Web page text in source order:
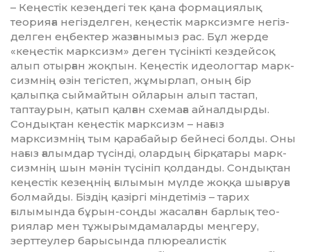
– Кеңестік кезеңдегі тек қана фор­мациялық
теорияға негіз­дел­ген, кеңестік марксизмге негіз­
дел­ген еңбектер жазғанымыз рас. Бұл жерде
«кеңестік марксизм» деген түсі­нікті кездейсоқ
алып отырған жоқ­пын. Кеңестік идеологтар марк­
сизмнің өзін тегістеп, жұмыр­лап, оның бір
қалыпқа сыймайтын ойларын алып тастап,
таптаурын, қатып қалған схемаға айналдырды.
Сондықтан кеңестік марксизм – нағыз
марксизмнің тым қарабайыр бейнесі болды. Оны
нағыз ға­лым­дар түсінді, олардың бірқатары марк­
сизмнің шын мәнін түсініп қол­данды. Сондықтан
кеңестік ке­зең­нің ғылымын мүлде жоққа шығаруға
болмайды. Біздің қазіргі міндетіміз – тарих
ғылымында бұрын-соңды жасалған барлық тео­
риялар мен тұжырымда­маларды мең­геру,
зерттеулер барысында плюреалистік